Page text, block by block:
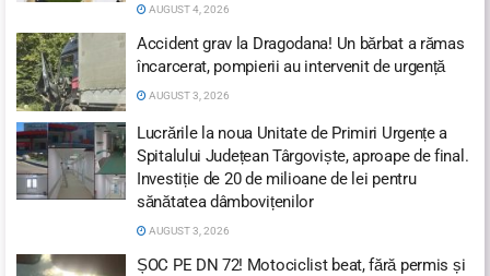
AUGUST 4, 2026
Accident grav la Dragodana! Un bărbat a rămas
încarcerat, pompierii au intervenit de urgență
AUGUST 3, 2026
Lucrările la noua Unitate de Primiri Urgențe a
Spitalului Județean Târgoviște, aproape de final.
Investiție de 20 de milioane de lei pentru
sănătatea dâmbovițenilor
AUGUST 3, 2026
ȘOC PE DN 72! Motociclist beat, fără permis și